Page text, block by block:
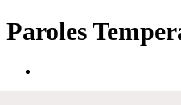
Paroles